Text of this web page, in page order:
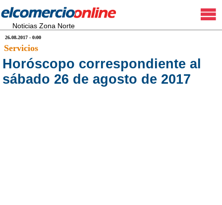
Noticias Zona Norte
26.08.2017 - 0:00
Servicios
Horóscopo correspondiente al
sábado 26 de agosto de 2017